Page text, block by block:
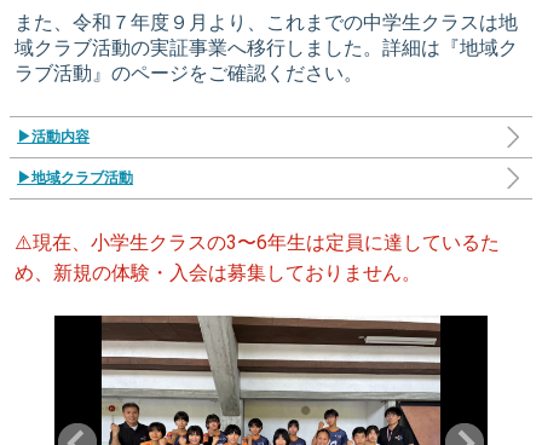
また、令和７年度９月より、これまでの中学生クラスは地
域クラブ活動の実証事業へ移行しました。詳細は『地域ク
ラブ活動』のページをご確認ください。
▶活動内容
▶地域クラブ活動
⚠️現在、小学生クラスの3〜6年生は定員に達しているた
め、新規の体験・入会は募集しておりません。